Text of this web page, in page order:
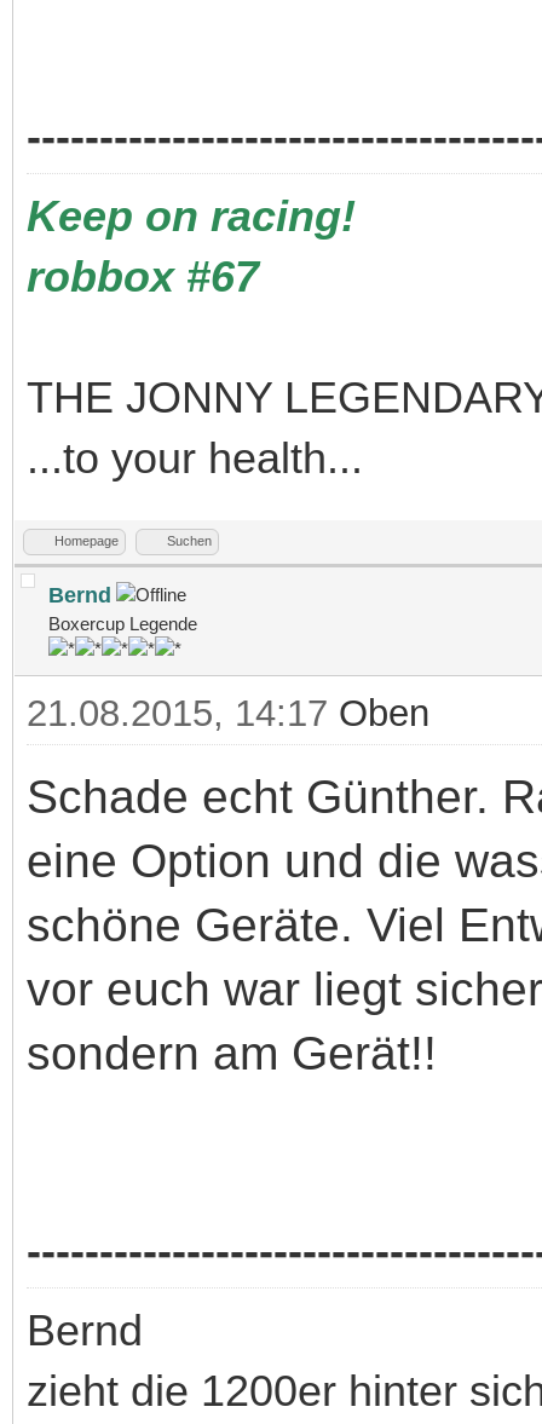
Keep on racing!
robbox #67
THE JONNY
...to your health...
Homepage Suchen
Bernd
Boxercup Legende
21.08.2015, 14:17 Oben
Schade echt Günther.
eine Option und die
schöne Geräte. Viel
vor euch war liegt
sondern am Gerät!!
Bernd
zieht die 1200er hinter